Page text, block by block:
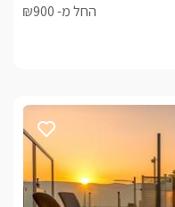
החל מ- ₪900